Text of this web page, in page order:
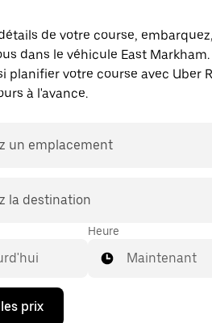
de votre course,
dans le véhicule East Markham.
planifier votre course avec Uber
à l'avance.
un emplacement
la destination
Heure
Maintenant
prix